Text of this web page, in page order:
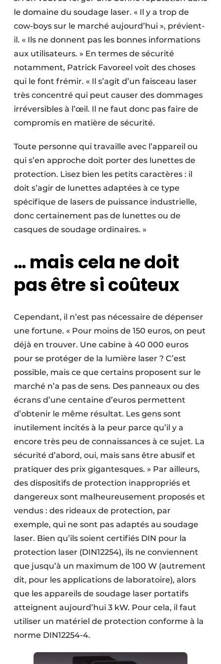
le domaine du soudage laser. « Il y a trop de
cow-boys sur le marché aujourd’hui », prévient-
il. « Ils ne donnent pas les bonnes informations
aux utilisateurs. » En termes de sécurité
notamment, Patrick Favoreel voit des choses
qui le font frémir. « Il s’agit d’un faisceau laser
très concentré qui peut causer des dommages
irréversibles à l’œil. Il ne faut donc pas faire de
compromis en matière de sécurité.
Toute personne qui travaille avec l’appareil ou
qui s’en approche doit porter des lunettes de
protection. Lisez bien les petits caractères : il
doit s’agir de lunettes adaptées à ce type
spécifique de lasers de puissance industrielle,
donc certainement pas de lunettes ou de
casques de soudage ordinaires. »
… mais cela ne doit
pas être si coûteux
Cependant, il n’est pas nécessaire de dépenser
une fortune. « Pour moins de 150 euros, on peut
déjà en trouver. Une cabine à 40 000 euros
pour se protéger de la lumière laser ? C’est
possible, mais ce que certains proposent sur le
marché n’a pas de sens. Des panneaux ou des
écrans d’une centaine d’euros permettent
d’obtenir le même résultat. Les gens sont
inutilement incités à la peur parce qu’il y a
encore très peu de connaissances à ce sujet. La
sécurité d’abord, oui, mais sans être abusif et
pratiquer des prix gigantesques. » Par ailleurs,
des dispositifs de protection inappropriés et
dangereux sont malheureusement proposés et
vendus : des rideaux de protection, par
exemple, qui ne sont pas adaptés au soudage
laser. Bien qu’ils soient certifiés DIN pour la
protection laser (DIN12254), ils ne conviennent
que jusqu’à un maximum de 100 W (autrement
dit, pour les applications de laboratoire), alors
que les appareils de soudage laser portatifs
atteignent aujourd’hui 3 kW. Pour cela, il faut
utiliser un matériel de protection conforme à la
norme DIN12254-4.